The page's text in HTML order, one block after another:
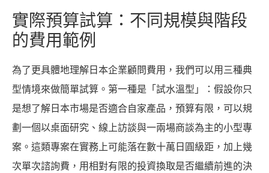
實際預算試算：不同規模與階段
的費用範例
為了更具體地理解日本企業顧問費用，我們可以用三種典
型情境來做簡單試算。第一種是「試水溫型」：假設你只
是想了解日本市場是否適合自家產品，預算有限，可以規
劃一個以桌面研究、線上訪談與一兩場商談為主的小型專
案。這類專案在實務上可能落在數十萬日圓級距，加上幾
次單次諮詢費，用相對有限的投資換取是否繼續前進的決